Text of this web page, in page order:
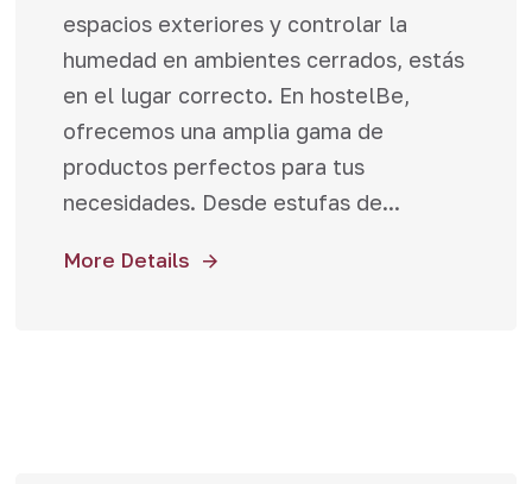
espacios exteriores y controlar la
humedad en ambientes cerrados, estás
en el lugar correcto. En hostelBe,
ofrecemos una amplia gama de
productos perfectos para tus
necesidades. Desde estufas de...
More Details